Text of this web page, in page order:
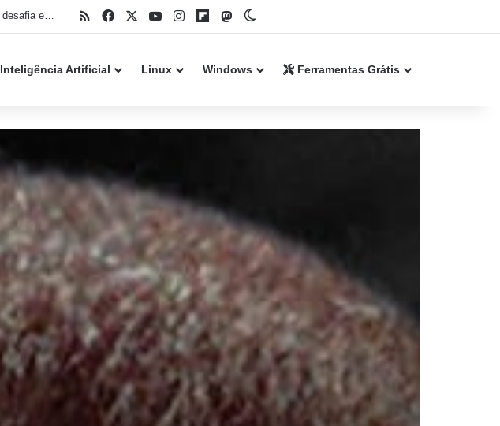
Nova técnica permite que malware aproveite Windows Hello para invadir ambientes Microsoft Entra ID RSSFacebookYouTubeInstagramFlipboard
Mastodon
Inteligência Artificial Linux Windows Ferramentas Grátis